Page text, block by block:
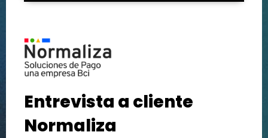
Entrevista a cliente
Normaliza